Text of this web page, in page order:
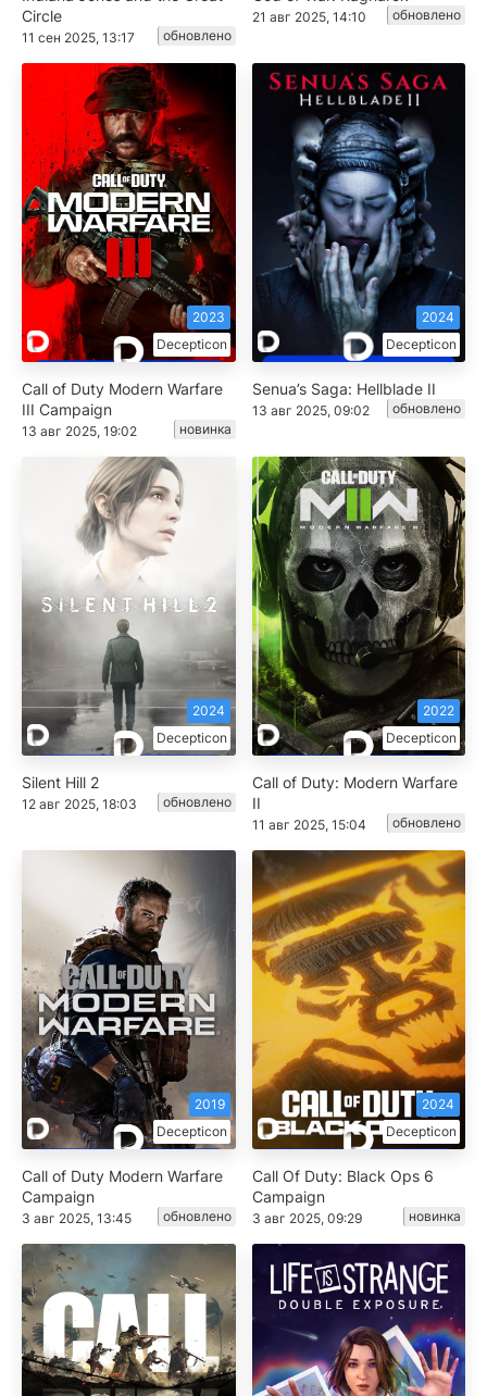
Circle
11 сен 2025, 13:17 обновлено
21 авг 2025, 14:10 обновлено
Decepticon
2023
Call of Duty Modern Warfare
III Campaign
13 авг 2025, 19:02 новинка
Decepticon
2024
Senua’s Saga: Hellblade II
13 авг 2025, 09:02 обновлено
Decepticon
2024
Silent Hill 2
12 авг 2025, 18:03 обновлено
Decepticon
2022
Call of Duty: Modern Warfare
II
11 авг 2025, 15:04 обновлено
Decepticon
2019
Call of Duty Modern Warfare
Campaign
3 авг 2025, 13:45 обновлено
Decepticon
2024
Call Of Duty: Black Ops 6
Campaign
3 авг 2025, 09:29 новинка